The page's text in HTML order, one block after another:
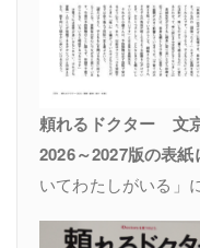
頼れるドクター 文
2026～2027版の表紙
いてわたしがいる」